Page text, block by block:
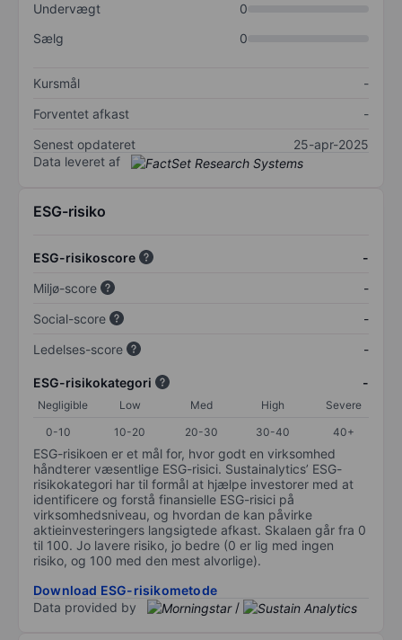
Undervægt
0
Sælg
0
Kursmål
-
Forventet afkast
-
Senest opdateret
25-apr-2025
Data leveret af
ESG-risiko
ESG-risikoscore
-
Miljø-score
-
Social-score
-
Ledelses-score
-
ESG-risikokategori -
Negligible Low Med High
Severe
0-10
10-20 20-30 30-40 40+
ESG-risikoen er et mål for, hvor godt en virksomhed
håndterer væsentlige ESG-risici. Sustainalytics’ ESG-
risikokategori har til formål at hjælpe investorer med at
identificere og forstå finansielle ESG-risici på
virksomhedsniveau, og hvordan de kan påvirke
aktieinvesteringers langsigtede afkast. Skalaen går fra 0
til 100. Jo lavere risiko, jo bedre (0 er lig med ingen
risiko, og 100 med den mest alvorlige).
Download ESG-risikometode
Data provided by
/